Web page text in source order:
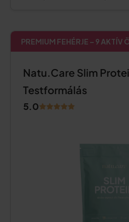
PREMIUM FEHÉRJE – 9 AKTÍV
Natu.Care Slim
Testformálás
5.0